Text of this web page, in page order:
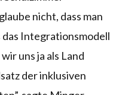
nicht, dass man
das Integrationsmodell
uns ja als Land
der inklusiven